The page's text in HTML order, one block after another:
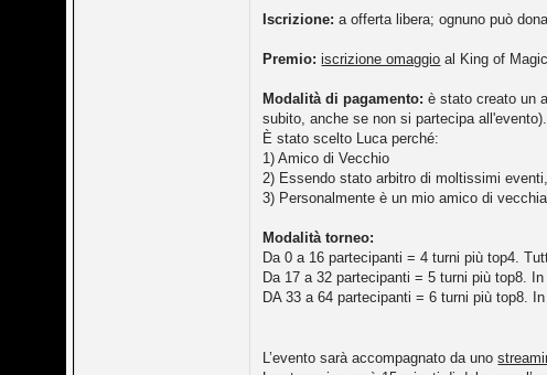
Iscrizione: a offerta libera; ognuno può
Premio: iscrizione omaggio al King of
Modalità di pagamento: è stato creato un
subito, anche se non si partecipa
È stato scelto Luca perché:
1) Amico di Vecchio
2) Essendo stato arbitro di moltissimi
3) Personalmente è un mio amico di
Modalità torneo:
Da 0 a 16 partecipanti = 4 turni più top4.
Da 17 a 32 partecipanti = 5 turni più top8. In
DA 33 a 64 partecipanti = 6 turni più top8.
L’evento sarà accompagnato da uno